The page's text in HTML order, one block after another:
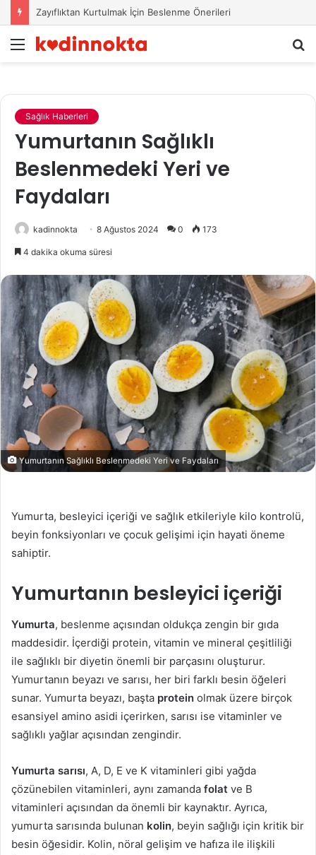
Zayıflıktan Kurtulmak İçin Beslenme Önerileri
Menü
Sağlık Haberleri
Yumurtanın Sağlıklı
Beslenmedeki Yeri ve
Faydaları
kadinnokta 8 Ağustos 2024 0 173
4 dakika okuma süresi
Yumurtanın Sağlıklı Beslenmedeki Yeri ve Faydaları
Yumurta, besleyici içeriği ve sağlık etkileriyle kilo kontrolü,
beyin fonksiyonları ve çocuk gelişimi için hayati öneme
sahiptir.
Yumurtanın besleyici içeriği
Yumurta, beslenme açısından oldukça zengin bir gıda
maddesidir. İçerdiği protein, vitamin ve mineral çeşitliliği
ile sağlıklı bir diyetin önemli bir parçasını oluşturur.
Yumurtanın beyazı ve sarısı, her biri farklı besin öğeleri
sunar. Yumurta beyazı, başta protein olmak üzere birçok
esansiyel amino asidi içerirken, sarısı ise vitaminler ve
sağlıklı yağlar açısından zengindir.
Yumurta sarısı, A, D, E ve K vitaminleri gibi yağda
çözünebilen vitaminleri, aynı zamanda folat ve B
vitaminleri açısından da önemli bir kaynaktır. Ayrıca,
yumurta sarısında bulunan kolin, beyin sağlığı için kritik bir
besin öğesidir. Kolin, nöral gelişim ve hafıza ile ilişkili